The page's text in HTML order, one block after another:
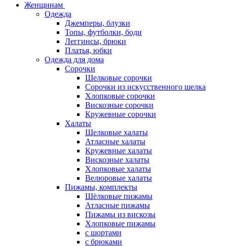
Женщинам
Одежда
Джемперы, блузки
Топы, футболки, боди
Леггинсы, брюки
Платья, юбки
Одежда для дома
Сорочки
Шелковые сорочки
Сорочки из искусственного шелка
Хлопковые сорочки
Вискозные сорочки
Кружевные сорочки
Халаты
Шелковые халаты
Атласные халаты
Кружевные халаты
Вискозные халаты
Хлопковые халаты
Велюровые халаты
Пижамы, комплекты
Шёлковые пижамы
Атласные пижамы
Пижамы из вискозы
Хлопковые пижамы
с шортами
с брюками